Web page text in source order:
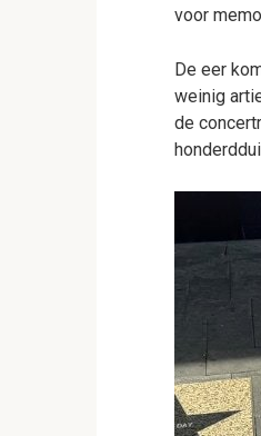
voor
De eer
weinig
de